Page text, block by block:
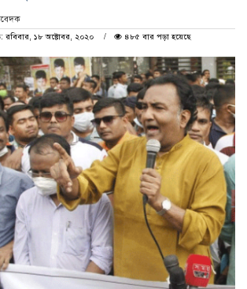
রবিবার, ১৮ অক্টোবর, ২০২০
৪৮৫ বার পড়া হয়েছে